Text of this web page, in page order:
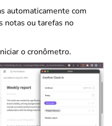
automaticamente com
notas ou tarefas no
o cronômetro.